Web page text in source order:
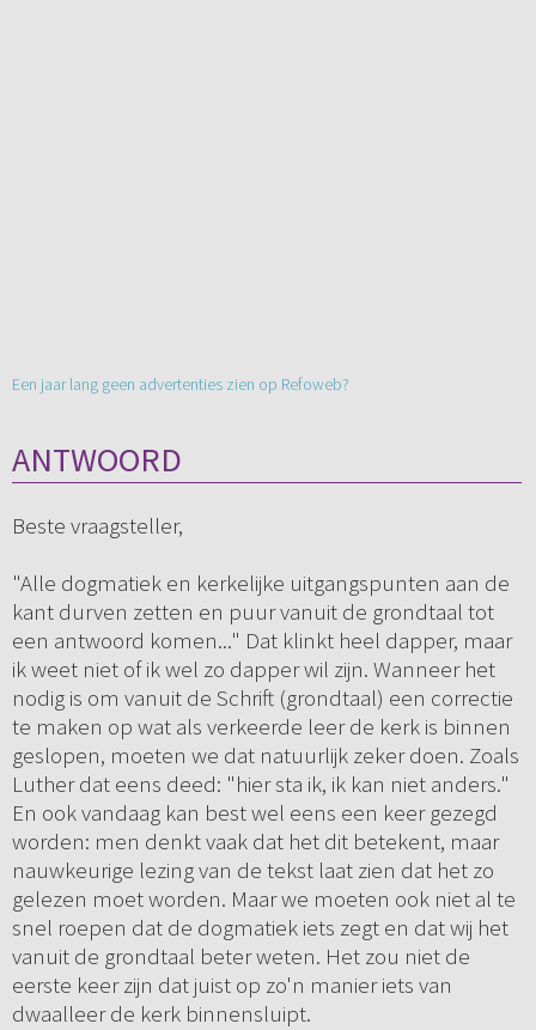
Een jaar lang geen advertenties zien op Refoweb?
ANTWOORD
Beste vraagsteller,
"Alle dogmatiek en kerkelijke uitgangspunten aan de
kant durven zetten en puur vanuit de grondtaal tot
een antwoord komen..." Dat klinkt heel dapper, maar
ik weet niet of ik wel zo dapper wil zijn. Wanneer het
nodig is om vanuit de Schrift (grondtaal) een correctie
te maken op wat als verkeerde leer de kerk is binnen
geslopen, moeten we dat natuurlijk zeker doen. Zoals
Luther dat eens deed: "hier sta ik, ik kan niet anders."
En ook vandaag kan best wel eens een keer gezegd
worden: men denkt vaak dat het dit betekent, maar
nauwkeurige lezing van de tekst laat zien dat het zo
gelezen moet worden. Maar we moeten ook niet al te
snel roepen dat de dogmatiek iets zegt en dat wij het
vanuit de grondtaal beter weten. Het zou niet de
eerste keer zijn dat juist op zo'n manier iets van
dwaalleer de kerk binnensluipt.